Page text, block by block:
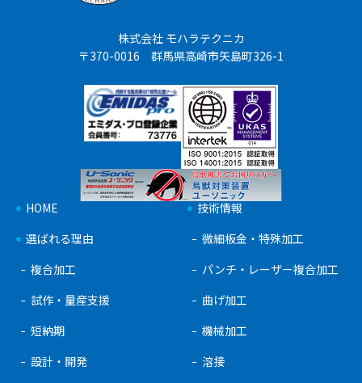
株式会社 モハラテクニカ
〒370-0016 群馬県高崎市矢島町326-1
HOME
選ばれる理由
複合加工
試作・量産支援
短納期
設計・開発
技術情報
微細板金・特殊加工
パンチ・レーザー複合加工
曲げ加工
機械加工
溶接